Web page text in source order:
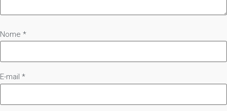
Nome *
E-mail *